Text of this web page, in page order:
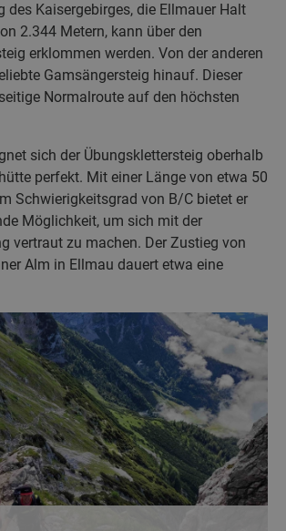
des Kaisergebirges, die Ellmauer Halt
2.344 Metern, kann über den
erklommen werden. Von der anderen
Gamsängersteig hinauf. Dieser
Normalroute auf den höchsten
sich der Übungsklettersteig oberhalb
perfekt. Mit einer Länge von etwa 50
Schwierigkeitsgrad von B/C bietet er
Möglichkeit, um sich mit der
vertraut zu machen. Der Zustieg von
Alm in Ellmau dauert etwa eine